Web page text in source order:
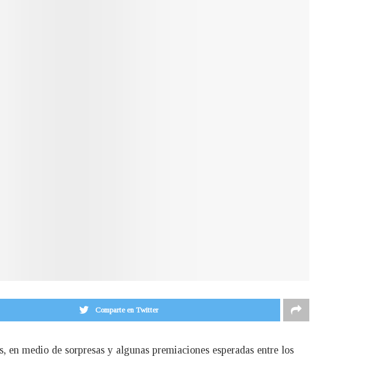
Comparte en Twitter
medio de sorpresas y algunas premiaciones esperadas entre los